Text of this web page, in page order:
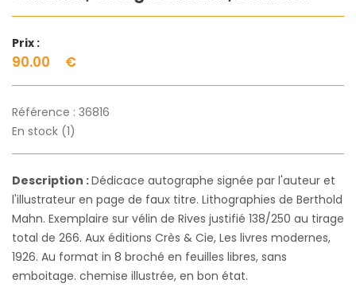
Prix :
90.00 €
Référence : 36816
En stock (1)
Description :Dédicace autographe signée par l'auteur et
l'illustrateur en page de faux titre. Lithographies de Berthold
Mahn. Exemplaire sur vélin de Rives justifié 138/250 au tirage
total de 266. Aux éditions Crès & Cie, Les livres modernes,
1926. Au format in 8 broché en feuilles libres, sans
emboitage. chemise illustrée, en bon état.